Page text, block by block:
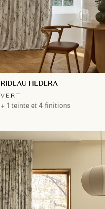
RIDEAU HEDERA
VERT
+ 1 teinte et 4 finitions